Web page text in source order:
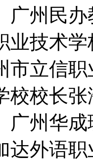
广州民
业技术
市立信
校校长
广州华
达外语